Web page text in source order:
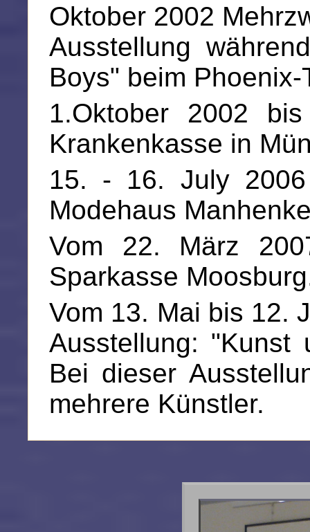
Oktober 2002
Ausstellung
Boys" beim
1.Oktober 2002
Krankenkasse in
15. - 16. July 2006
Modehaus
Vom 22. März
Sparkasse
Vom 13. Mai bis 12.
Ausstellung: "Kunst
Bei dieser
mehrere Künstler.